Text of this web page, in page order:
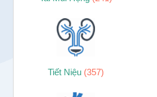
Tiết Niệu (357)